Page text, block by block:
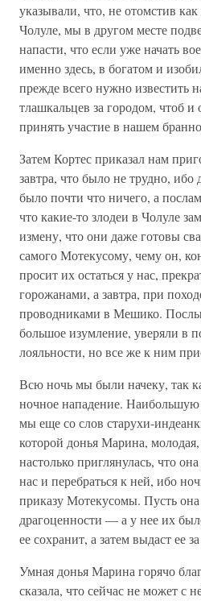
указывали, что, не отомстив как
Чолуле, мы в другом месте
напасти, что если уже начать
именно здесь, в богатом и
прежде всего нужно известить
тлашкальцев за городом, чтоб
принять участие в нашем
Затем Кортес приказал нам
завтра, что было не трудно, ибо
было почти что ничего, а
что какие-то злодеи в Чолуле
измену, что они даже готовы
самого Мотекусому, чему он,
просит их остаться у нас,
горожанами, а завтра, при
проводниками в Мешико.
большое изумление, уверяли в
лояльности, но все же к ним
Всю ночь мы были начеку, так
ночное нападение. Наибольшую
мы еще со слов старухи-
которой донья Марина, молодая,
настолько приглянулась, что
нас и перебраться к ней, ибо
приказу Мотекусомы. Пусть она
драгоценности — а у нее их
ее сохранит, а затем выдаст ее
Умная донья Марина горячо
сказала, что сейчас не может с